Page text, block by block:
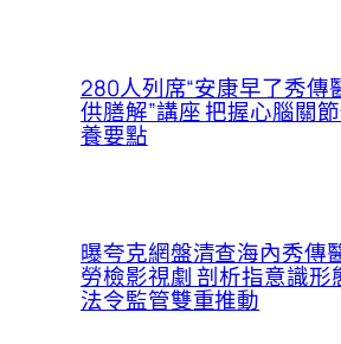
280人列席“安康早了秀傳
供膳解”講座 把握心腦關
養要點
曝夸克網盤清查海內秀傳
勞檢影視劇 剖析指意識形
法令監管雙重推動